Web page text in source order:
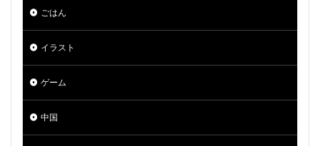
ごはん
イラスト
ゲーム
中国